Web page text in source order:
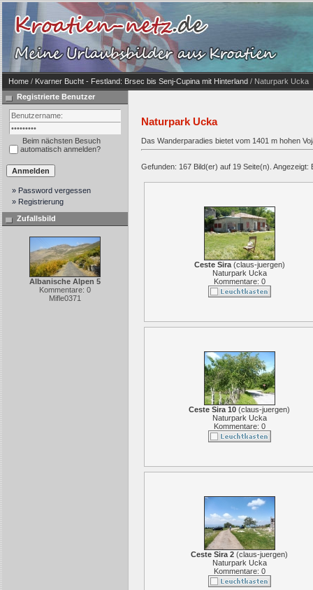
Home / Kvarner Bucht - Festland: Brsec bis Senj-Cupina mit Hinterland / Naturpark Ucka
Registrierte Benutzer
Beim nächsten Besuch
automatisch anmelden?
» Password vergessen
» Registrierung
Zufallsbild
Albanische Alpen 5
Kommentare: 0
Mifle0371
Naturpark Ucka
Das Wanderparadies bietet vom 1401 m hohen
Gefunden: 167 Bild(er) auf 19 Seite(n). Angezeigt:
Ceste Sira(claus-juergen)
Naturpark Ucka
Kommentare: 0
Ceste Sira 10 (claus-juergen)
Naturpark Ucka
Kommentare: 0
Ceste Sira 2 (claus-juergen)
Naturpark Ucka
Kommentare: 0